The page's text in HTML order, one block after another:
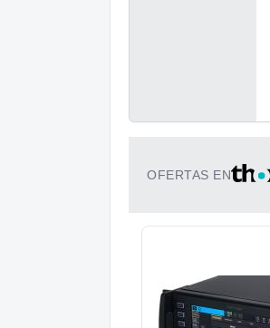
OFERTAS EN